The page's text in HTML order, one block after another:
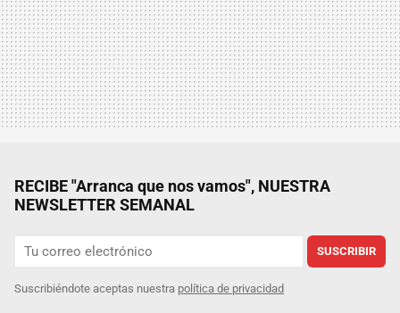
RECIBE "Arranca que nos vamos", NUESTRA
NEWSLETTER SEMANAL
SUSCRIBIR
Suscribiéndote aceptas nuestra política de privacidad